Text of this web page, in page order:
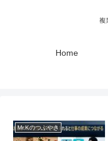
Home
Mr.Kのつぶやき